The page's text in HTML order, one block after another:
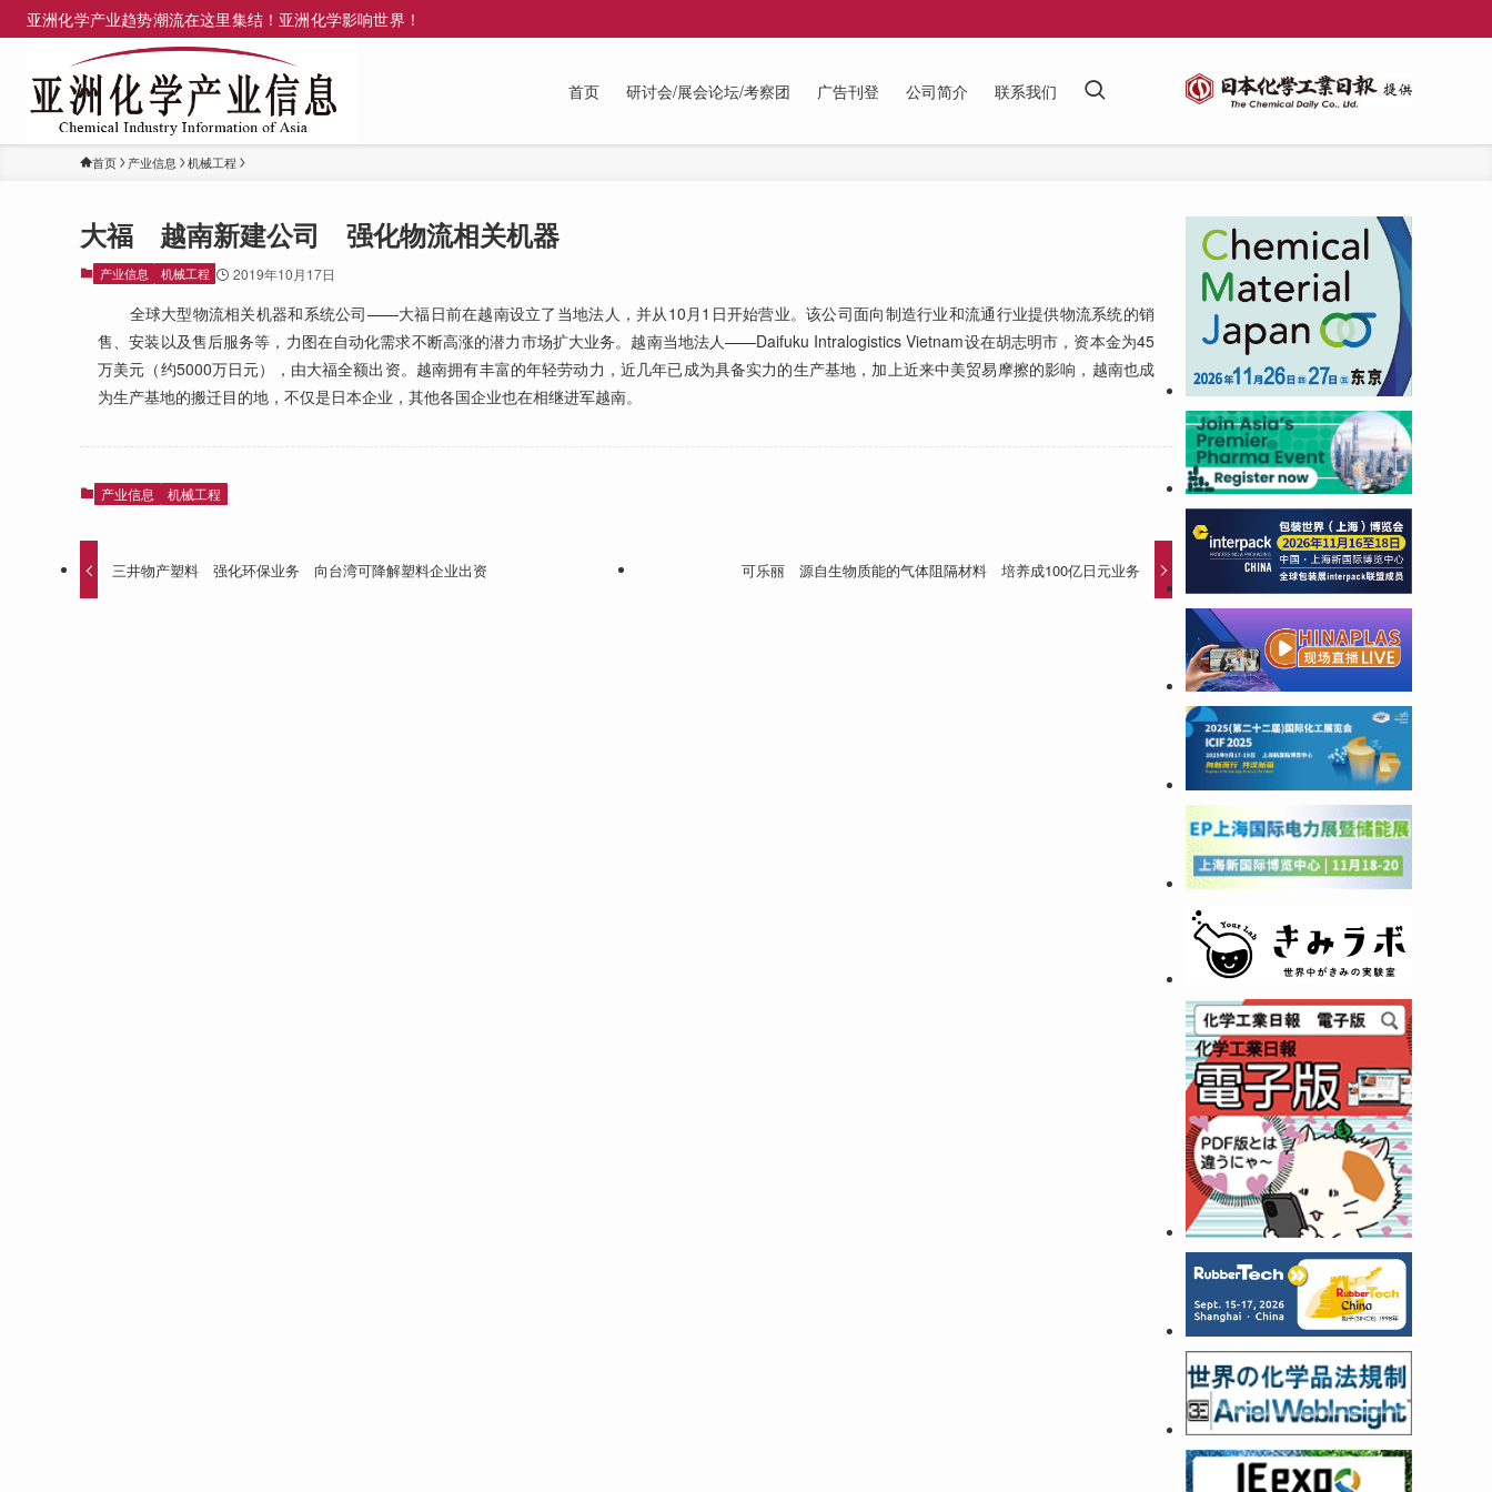
亚洲化学产业趋势潮流在这里集结！亚洲化学影响世界！
首页 研讨会/展会论坛/考察团 广告刊登 公司简介 联系我们
首页 产业信息 机械工程
大福 越南新建公司 强化物流相关机器
产业信息 机械工程 2019年10月17日
全球大型物流相关机器和系统公司——大福日前在越南设立了当地法人，并从10月1日开始营业。该公司面向制造行业和流通行业提供物流系统的销
售、安装以及售后服务等，力图在自动化需求不断高涨的潜力市场扩大业务。越南当地法人——Daifuku Intralogistics Vietnam设在胡志明市，资本金为45
万美元（约5000万日元），由大福全额出资。越南拥有丰富的年轻劳动力，近几年已成为具备实力的生产基地，加上近来中美贸易摩擦的影响，越南也成
为生产基地的搬迁目的地，不仅是日本企业，其他各国企业也在相继进军越南。
产业信息 机械工程
三井物产塑料 强化环保业务 向台湾可降解塑料企业出资 可乐丽 源自生物质能的气体阻隔材料 培养成100亿日元业务